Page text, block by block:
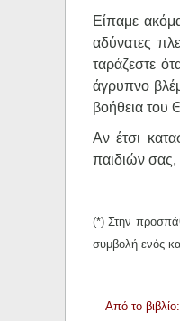
Είπαμε
αδύνατες
ταράζεστε
άγρυπνο
βοήθεια του
Αν έτσι
παιδιών σας,
(*) Στην
συμβολή ενός
Από το